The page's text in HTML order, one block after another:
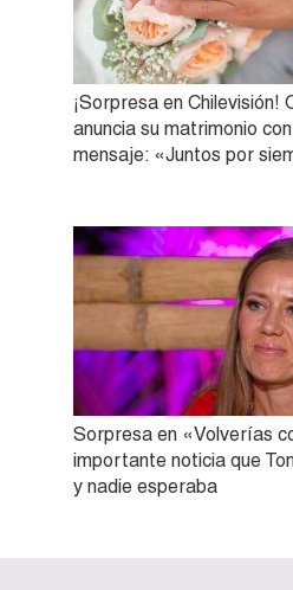
¡Sorpresa en Chilevisión!
anuncia su matrimonio
mensaje: «Juntos por
Sorpresa en «Volverías
importante noticia que
y nadie esperaba